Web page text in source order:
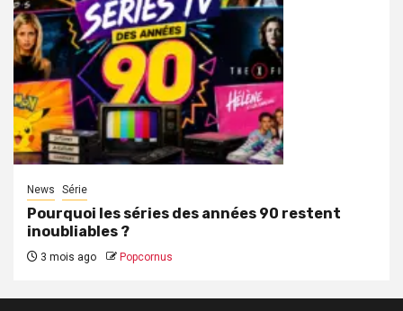
News Série
Pourquoi les séries des années 90 restent
inoubliables ?
3 mois ago Popcornus